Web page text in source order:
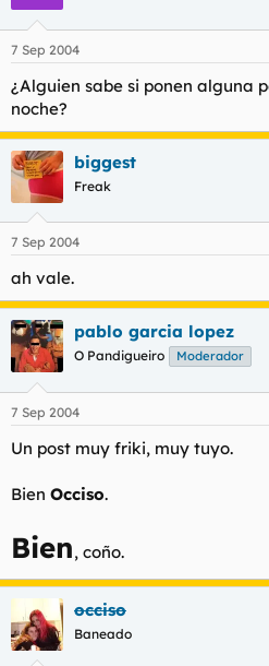
7 Sep 2004
¿Alguien sabe si ponen alguna
noche?
biggest
Freak
7 Sep 2004
ah vale.
pablo garcia lopez
O Pandigueiro Moderador
7 Sep 2004
Un post muy friki, muy tuyo.
Bien Occiso.
Bien, coño.
occiso
Baneado